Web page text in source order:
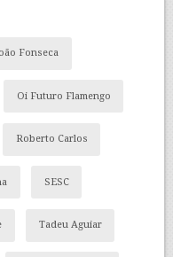
Fonseca
Oi Futuro Flamengo
Roberto Carlos
SESC
Tadeu Aguiar